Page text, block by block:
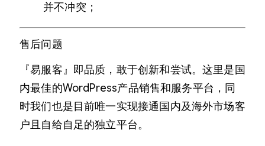
并不冲突；
售后问题
『易服客』即品质，敢于创新和尝试。这里是国
内最佳的WordPress产品销售和服务平台，同
时我们也是目前唯一实现接通国内及海外市场客
户且自给自足的独立平台。